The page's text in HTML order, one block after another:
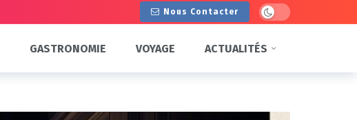
Nous Contacter Dark mode
GASTRONOMIE VOYAGE ACTUALITÉS